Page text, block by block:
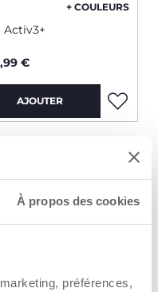
À propos des cookies
préférences,
+ COULEURS
Activ3+
€
AJOUTER